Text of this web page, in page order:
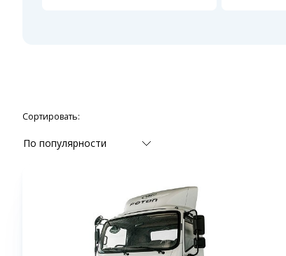
Сортировать:
По популярности